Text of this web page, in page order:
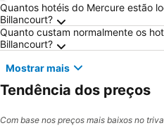
Perguntas Frequentes
Quantos hotéis do Mercure estão
Billancourt?
Quanto custam normalmente os
Billancourt?
Mostrar mais
Tendência dos preços
Com base nos preços mais baixos no